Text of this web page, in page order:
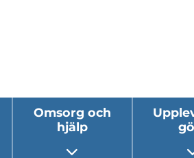
Omsorg och
hjälp